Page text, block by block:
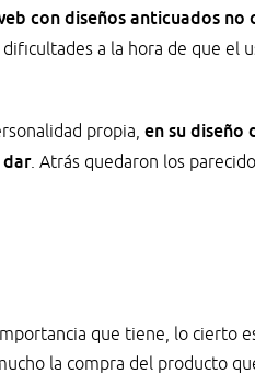
con diseños anticuados no
a la hora de que el
propia, en su diseño
dar. Atrás quedaron los
que tiene, lo cierto
la compra del producto